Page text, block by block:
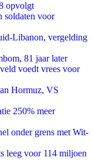
opvolgt
soldaten voor
Libanon, vergelding
81 jaar later
voedt vrees voor
Hormuz, VS
250% meer
onder grens met Wit-
leeg voor 114 miljoen